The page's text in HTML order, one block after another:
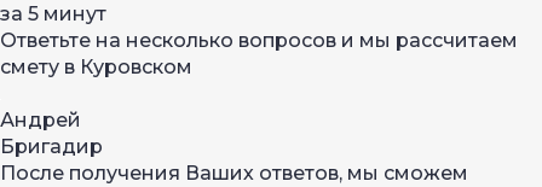
за 5 минут
Ответьте на несколько вопросов и мы рассчитаем
смету в Куровском
Андрей
Бригадир
После получения Ваших ответов, мы сможем